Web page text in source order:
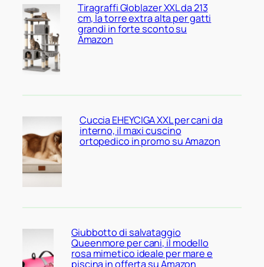
Tiragraffi Globlazer XXL da 213
cm, la torre extra alta per gatti
grandi in forte sconto su
Amazon
Cuccia EHEYCIGA XXL per cani da
interno, il maxi cuscino
ortopedico in promo su Amazon
Giubbotto di salvataggio
Queenmore per cani, il modello
rosa mimetico ideale per mare e
piscina in offerta su Amazon